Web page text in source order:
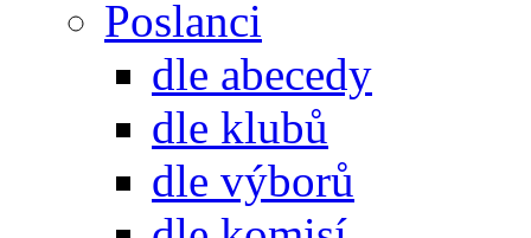
Poslanci
dle abecedy
dle klubů
dle výborů